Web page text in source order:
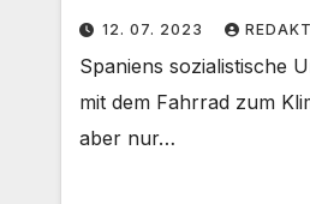
12. 07. 2023
Spaniens sozialistische
mit dem Fahrrad zum
aber nur…